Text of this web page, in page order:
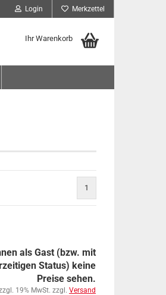
Login Merkzettel
Ihr Warenkorb
1
als Gast (bzw. mit
Status) keine
Preise sehen.
19% MwSt. zzgl. Versand